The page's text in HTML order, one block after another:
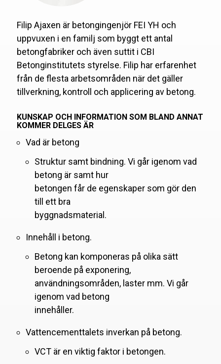
Filip Ajaxen är betongingenjör FEI YH och
uppvuxen i en familj som byggt ett antal
betongfabriker och även suttit i CBI
Betonginstitutets styrelse. Filip har erfarenhet
från de flesta arbetsområden när det gäller
tillverkning, kontroll och applicering av betong.
KUNSKAP OCH INFORMATION SOM BLAND ANNAT
KOMMER DELGES ÄR
Vad är betong
Struktur samt bindning. Vi går igenom vad
betong är samt hur
betongen får de egenskaper som gör den
till ett bra
byggnadsmaterial.
Innehåll i betong.
Betong kan komponeras på olika sätt
beroende på exponering,
användningsområden, laster mm. Vi går
igenom vad betong
innehåller.
Vattencementtalets inverkan på betong.
VCT är en viktig faktor i betongen.